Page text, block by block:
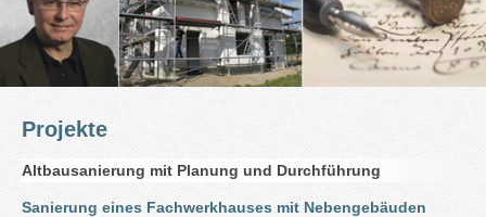
Projekte
Altbausanierung mit Planung und Durchführung
Sanierung eines Fachwerkhauses mit Nebengebäuden